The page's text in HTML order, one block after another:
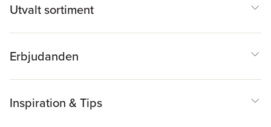
Utvalt sortiment
Erbjudanden
Inspiration & Tips